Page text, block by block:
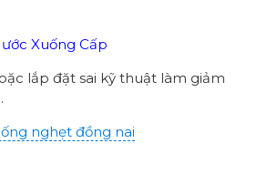
Xuống Cấp
lắp đặt sai kỹ thuật làm giảm
nghẹt đồng nai